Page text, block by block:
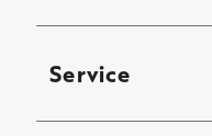
Service